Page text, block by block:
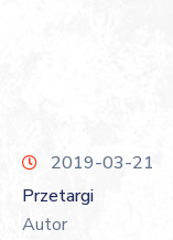
2019-03-21
Przetargi
Autor